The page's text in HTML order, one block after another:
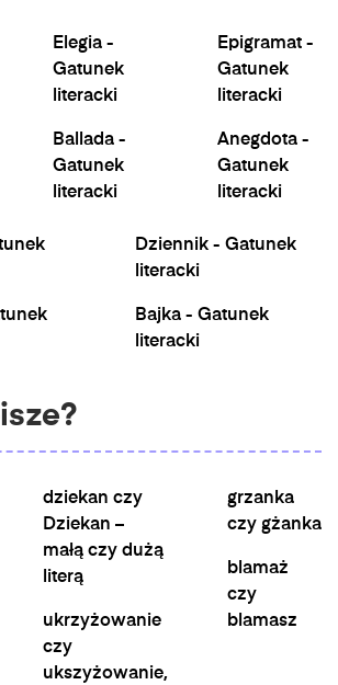
Elegia -
Gatunek
literacki
Ballada -
Gatunek
literacki
Epigramat -
Gatunek
literacki
Anegdota -
Gatunek
literacki
Dziennik - Gatunek
literacki
Bajka - Gatunek
literacki
dziekan czy
Dziekan –
małą czy dużą
literą
ukrzyżowanie
czy
ukszyżowanie,
grzanka
czy gżanka
blamaż
czy
blamasz